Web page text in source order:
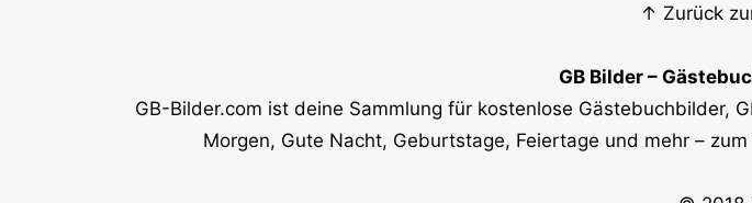
↑ Zurück
GB Bilder –
GB-Bilder.com ist deine Sammlung für kostenlose Gästebuchbilder,
Morgen, Gute Nacht, Geburtstage, Feiertage und mehr –